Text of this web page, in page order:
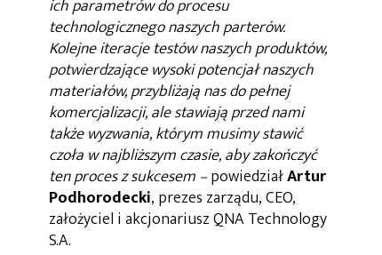
ich parametrów do procesu
technologicznego naszych parterów.
Kolejne iteracje testów naszych produktów,
potwierdzające wysoki potencjał naszych
materiałów, przybliżają nas do pełnej
komercjalizacji, ale stawiają przed nami
także wyzwania, którym musimy stawić
czoła w najbliższym czasie, aby zakończyć
ten proces z sukcesem –powiedziałArtur
Podhorodecki, prezes zarządu, CEO,
założyciel i akcjonariusz QNA Technology
S.A.